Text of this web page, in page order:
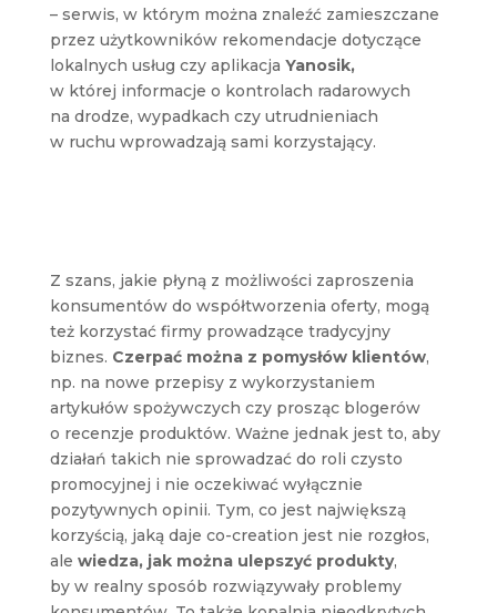
– serwis, w którym można znaleźć zamieszczane
przez użytkowników rekomendacje dotyczące
lokalnych usług czy aplikacja Yanosik,
w której informacje o kontrolach radarowych
na drodze, wypadkach czy utrudnieniach
w ruchu wprowadzają sami korzystający.
Z szans, jakie płyną z możliwości zaproszenia
konsumentów do współtworzenia oferty, mogą
też korzystać firmy prowadzące tradycyjny
biznes. Czerpać można z pomysłów klientów,
np. na nowe przepisy z wykorzystaniem
artykułów spożywczych czy prosząc blogerów
o recenzje produktów. Ważne jednak jest to, aby
działań takich nie sprowadzać do roli czysto
promocyjnej i nie oczekiwać wyłącznie
pozytywnych opinii. Tym, co jest największą
korzyścią, jaką daje co-creation jest nie rozgłos,
ale wiedza, jak można ulepszyć produkty,
by w realny sposób rozwiązywały problemy